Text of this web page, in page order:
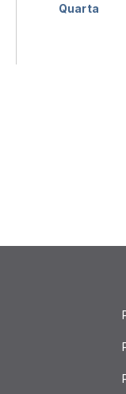
Quarta